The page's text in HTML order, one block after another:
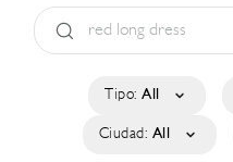
Tipo: All
Ciudad: All